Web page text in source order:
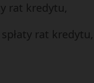
rat kredytu,
rat kredytu,